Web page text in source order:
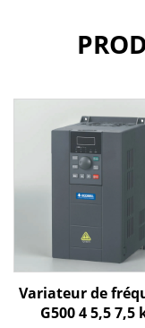
Variateur de
G500 4 5,5 7,5